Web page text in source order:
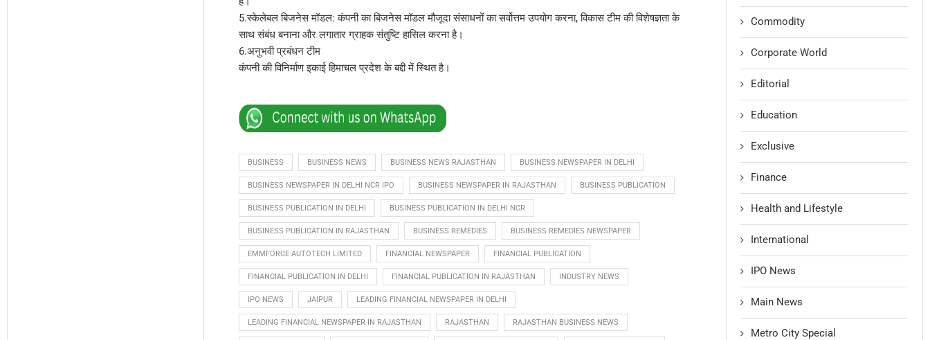
5.स्केलेबल बिजनेस मॉडल: कंपनी का बिजनेस मॉडल मौजूदा संसाधनों का सर्वोत्तम उपयोग करना, विकास टीम की विशेषज्ञता के
साथ संबंध बनाना और लगातार ग्राहक संतुष्टि हासिल करना है।
6.अनुभवी प्रबंधन टीम
कंपनी की विनिर्माण इकाई हिमाचल प्रदेश के बद्दी में स्थित है।
BUSINESS BUSINESS NEWS BUSINESS NEWS RAJASTHAN BUSINESS NEWSPAPER IN DELHI
BUSINESS NEWSPAPER IN DELHI NCR IPO BUSINESS NEWSPAPER IN RAJASTHAN BUSINESS PUBLICATION
BUSINESS PUBLICATION IN DELHI BUSINESS PUBLICATION IN DELHI NCR
BUSINESS PUBLICATION IN RAJASTHAN BUSINESS REMEDIES BUSINESS REMEDIES NEWSPAPER
EMMFORCE AUTOTECH LIMITED FINANCIAL NEWSPAPER FINANCIAL PUBLICATION
FINANCIAL PUBLICATION IN DELHI FINANCIAL PUBLICATION IN RAJASTHAN INDUSTRY NEWS
IPO NEWS JAIPUR LEADING FINANCIAL NEWSPAPER IN DELHI
LEADING FINANCIAL NEWSPAPER IN RAJASTHAN RAJASTHAN RAJASTHAN BUSINESS NEWS
Commodity
Corporate World
Editorial
Education
Exclusive
Finance
Health and Lifestyle
International
IPO News
Main News
Metro City Special